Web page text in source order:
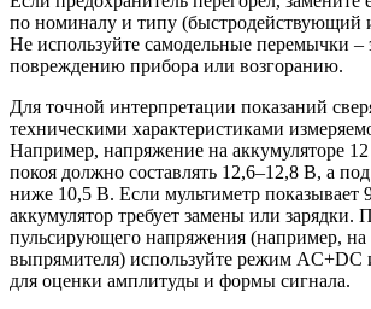
по номиналу и типу (быстродействующий
Не используйте самодельные перемычки –
повреждению прибора или возгоранию.
Для точной интерпретации показаний
техническими характеристиками
Например, напряжение на аккумуляторе
покоя должно составлять 12,6–12,8 В, а
ниже 10,5 В. Если мультиметр показывает
аккумулятор требует замены или зарядки.
пульсирующего напряжения (например, на
выпрямителя) используйте режим AC+DC
для оценки амплитуды и формы сигнала.